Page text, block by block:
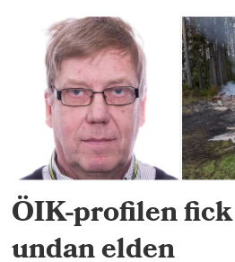
ÖIK-profilen
undan elden